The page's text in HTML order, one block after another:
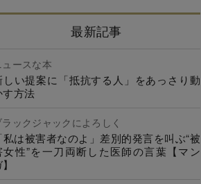
最新記事
ュースな本
しい提案に「抵抗する人」をあっさり動
す方法
ラックジャックによろしく
私は被害者なのよ」差別的発言を叫ぶ“被
女性”を一刀両断した医師の言葉【マン